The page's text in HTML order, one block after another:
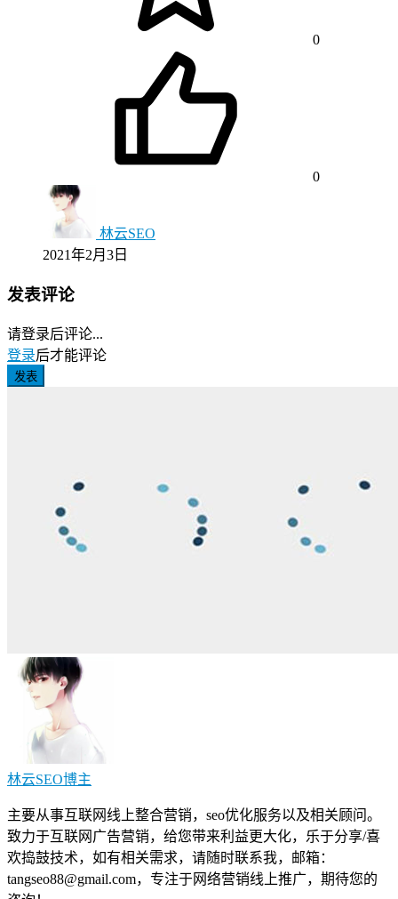
0
0
林云SEO
2021年2月3日
发表评论
请登录后评论...
登录后才能评论
发表
林云SEO博主
主要从事互联网线上整合营销，seo优化服务以及相关顾问。
致力于互联网广告营销，给您带来利益更大化，乐于分享/喜
欢捣鼓技术，如有相关需求，请随时联系我，邮箱：
tangseo88@gmail.com，专注于网络营销线上推广，期待您的